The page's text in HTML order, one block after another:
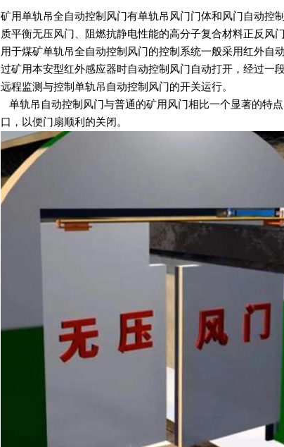
矿用单轨吊全自动控制风门有单轨吊风门门体和风门自动控
质平衡无压风门、阻燃抗静电性能的高分子复合材料正反风
用于煤矿单轨吊全自动控制风门的控制系统一般采用红外自
过矿用本安型红外感应器时自动控制风门自动打开，经过一
远程监测与控制单轨吊自动控制风门的开关运行。
单轨吊自动控制风门与普通的矿用风门相比一个显著的特
口，以便门扇顺利的关闭。